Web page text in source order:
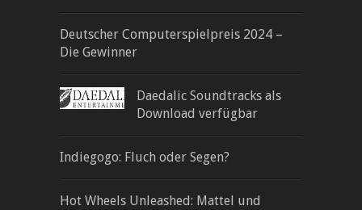
Deutscher Computerspielpreis 2024 –
Die Gewinner
Daedalic Soundtracks als
Download verfügbar
Indiegogo: Fluch oder Segen?
Hot Wheels Unleashed: Mattel und